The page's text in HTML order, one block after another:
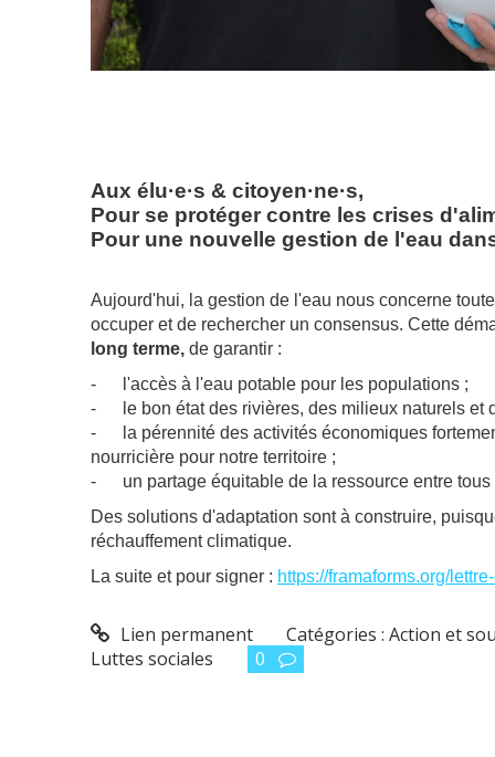
Aux élu·e·s & citoyen·ne·s,
Pour se protéger contre les crises
Pour une nouvelle gestion de l'eau
Aujourd'hui, la gestion de l'eau nous concerne
occuper et de rechercher un consensus. Cette
long terme, de garantir :
- l'accès à l'eau potable pour les populations ;
- le bon état des rivières, des milieux naturels et
- la pérennité des activités économiques
nourricière pour notre territoire ;
- un partage équitable de la ressource entre tous
Des solutions d'adaptation sont à construire,
réchauffement climatique.
La suite et pour signer : https://framaforms.org/
Lien permanent Catégories :Action et
Luttes sociales
0